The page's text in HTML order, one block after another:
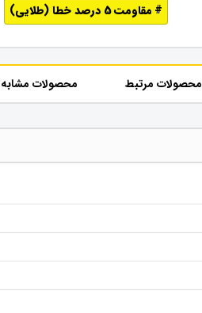
مقاومت 5 درصد خطا (طلایی)
محصولات مرتبط محصولات مشابه